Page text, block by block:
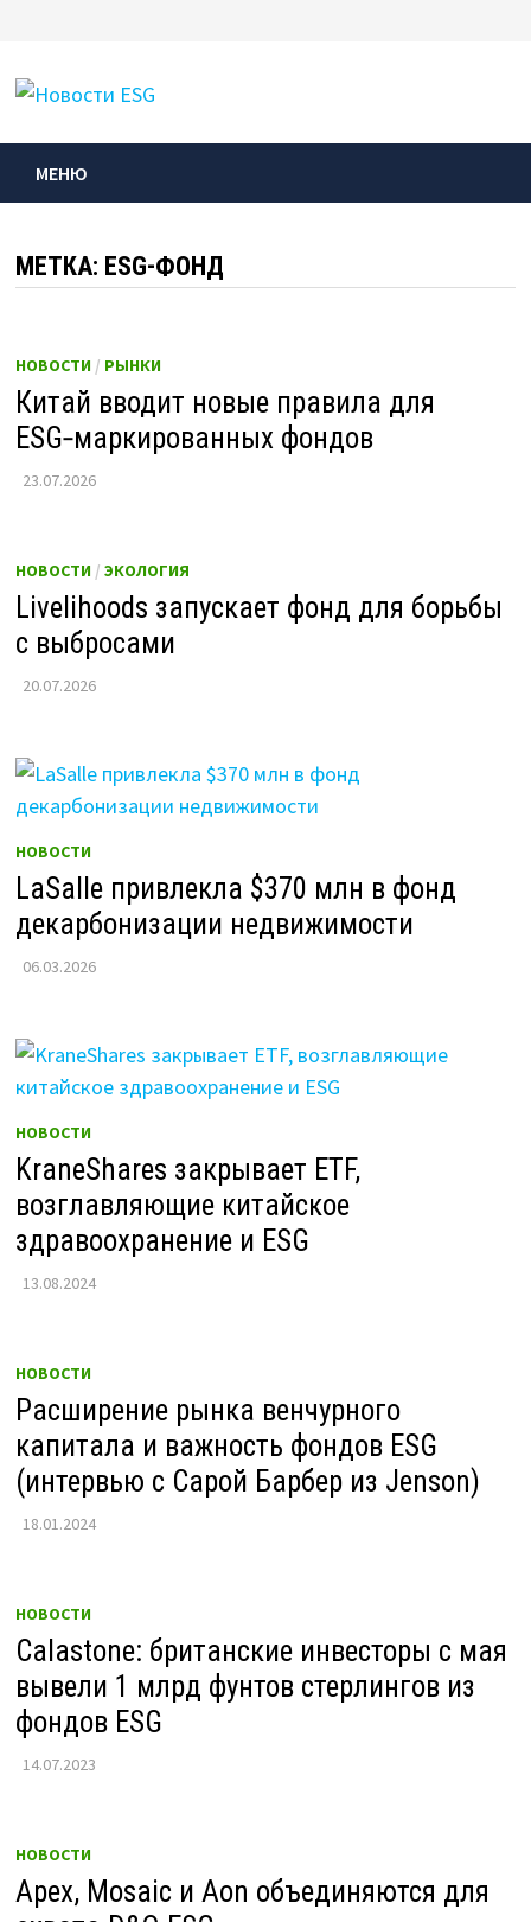
содержимому
МЕНЮ
МЕТКА: ESG-ФОНД
НОВОСТИ/ РЫНКИ
Китай вводит новые правила для
ESG‑маркированных фондов
23.07.2026
НОВОСТИ/ ЭКОЛОГИЯ
Livelihoods запускает фонд для борьбы
с выбросами
20.07.2026
НОВОСТИ
LaSalle привлекла $370 млн в фонд
декарбонизации недвижимости
06.03.2026
НОВОСТИ
KraneShares закрывает ETF,
возглавляющие китайское
здравоохранение и ESG
13.08.2024
НОВОСТИ
Расширение рынка венчурного
капитала и важность фондов ESG
(интервью с Сарой Барбер из Jenson)
18.01.2024
НОВОСТИ
Calastone: британские инвесторы с мая
вывели 1 млрд фунтов стерлингов из
фондов ESG
14.07.2023
НОВОСТИ
Apex, Mosaic и Aon объединяются для